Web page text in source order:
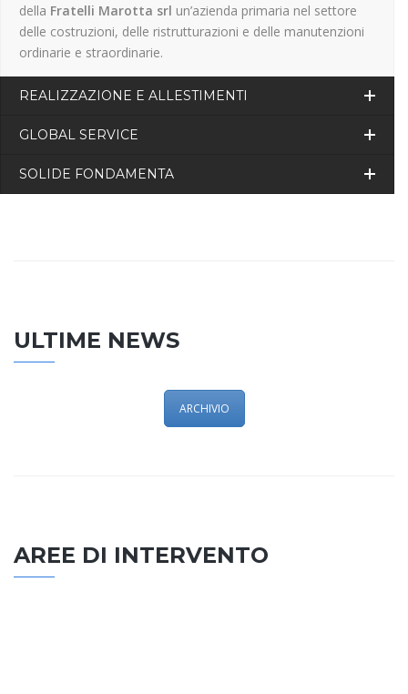
della Fratelli Marotta srl un’azienda primaria nel settore
delle costruzioni, delle ristrutturazioni e delle manutenzioni
ordinarie e straordinarie.
REALIZZAZIONE E ALLESTIMENTI
GLOBAL SERVICE
SOLIDE FONDAMENTA
ULTIME NEWS
ARCHIVIO
AREE DI INTERVENTO